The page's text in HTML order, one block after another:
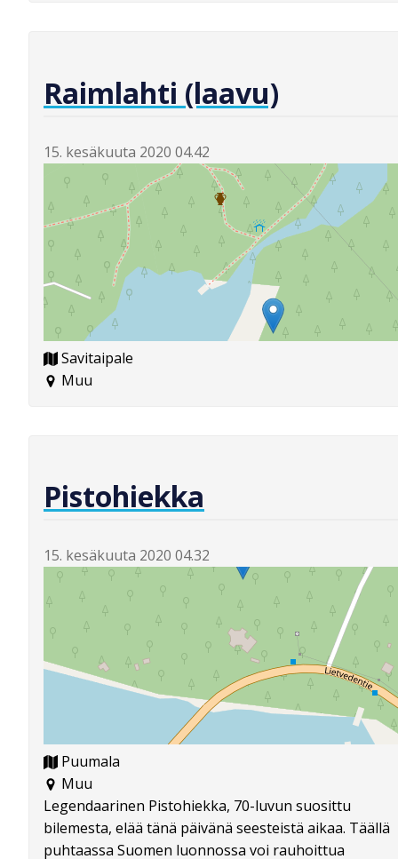
Raimlahti (laavu)
15. kesäkuuta 2020 04.42
Savitaipale
Muu
Pistohiekka
15. kesäkuuta 2020 04.32
Puumala
Muu
Legendaarinen Pistohiekka, 70-luvun suosittu
bilemesta, elää tänä päivänä seesteistä aikaa. Täällä
puhtaassa Suomen luonnossa voi rauhoittua